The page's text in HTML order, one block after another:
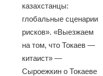
казахстанцы:
глобальные сценарии
рисков». «Выезжаем
на том, что Токаев —
китаист» —
Сыроежкин о Токаеве